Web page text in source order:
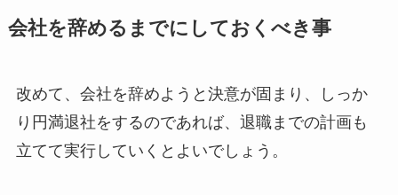
会社を辞めるまでにしておくべき事
改めて、会社を辞めようと決意が固まり、しっか
り円満退社をするのであれば、退職までの計画も
立てて実行していくとよいでしょう。